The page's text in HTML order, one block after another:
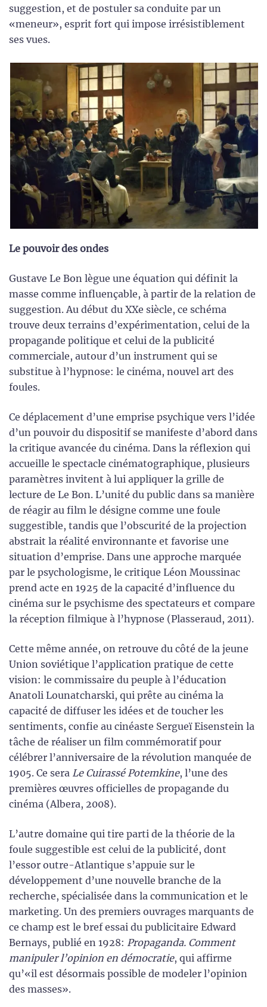
suggestion, et de postuler sa conduite par un
«meneur», esprit fort qui impose irrésistiblement
ses vues.
Le pouvoir des ondes
Gustave Le Bon lègue une équation qui définit la
masse comme influençable, à partir de la relation de
suggestion. Au début du XXe siècle, ce schéma
trouve deux terrains d’expérimentation, celui de la
propagande politique et celui de la publicité
commerciale, autour d’un instrument qui se
substitue à l’hypnose: le cinéma, nouvel art des
foules.
Ce déplacement d’une emprise psychique vers l’idée
d’un pouvoir du dispositif se manifeste d’abord dans
la critique avancée du cinéma. Dans la réflexion qui
accueille le spectacle cinématographique, plusieurs
paramètres invitent à lui appliquer la grille de
lecture de Le Bon. L’unité du public dans sa manière
de réagir au film le désigne comme une foule
suggestible, tandis que l’obscurité de la projection
abstrait la réalité environnante et favorise une
situation d’emprise. Dans une approche marquée
par le psychologisme, le critique Léon Moussinac
prend acte en 1925 de la capacité d’influence du
cinéma sur le psychisme des spectateurs et compare
la réception filmique à l’hypnose (Plasseraud, 2011).
Cette même année, on retrouve du côté de la jeune
Union soviétique l’application pratique de cette
vision: le commissaire du peuple à l’éducation
Anatoli Lounatcharski, qui prête au cinéma la
capacité de diffuser les idées et de toucher les
sentiments, confie au cinéaste Sergueï Eisenstein la
tâche de réaliser un film commémoratif pour
célébrer l’anniversaire de la révolution manquée de
1905. Ce sera Le Cuirassé Potemkine, l’une des
premières œuvres officielles de propagande du
cinéma (Albera, 2008).
L’autre domaine qui tire parti de la théorie de la
foule suggestible est celui de la publicité, dont
l’essor outre-Atlantique s’appuie sur le
développement d’une nouvelle branche de la
recherche, spécialisée dans la communication et le
marketing. Un des premiers ouvrages marquants de
ce champ est le bref essai du publicitaire Edward
Bernays, publié en 1928: Propaganda. Comment
manipuler l’opinion en démocratie, qui affirme
qu’«il est désormais possible de modeler l’opinion
des masses».